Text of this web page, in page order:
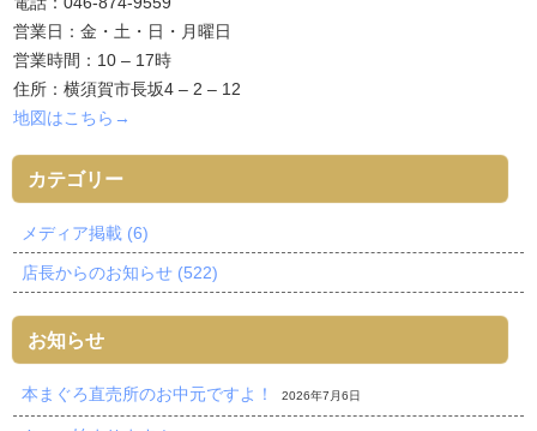
営業日：金・土・日・月曜日
営業時間：10 – 17時
住所：横須賀市長坂4 – 2 – 12
地図はこちら→
カテゴリー
メディア掲載 (6)
店長からのお知らせ (522)
お知らせ
本まぐろ直売所のお中元ですよ！ 2026年7月6日